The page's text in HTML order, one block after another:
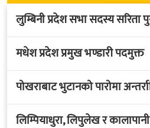
लुम्बिनी प्रदेश सभा सदस्य सरिता
मधेश प्रदेश प्रमुख भण्डारी पदमुक्त
पोखराबाट भुटानको पारोमा
लिम्पियाधुरा, लिपुलेख र